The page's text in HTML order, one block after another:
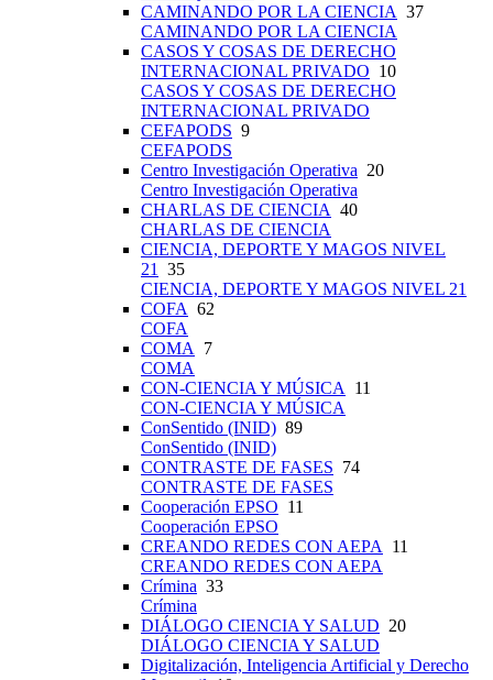
CAMINANDO POR LA CIENCIA 37
CAMINANDO POR LA CIENCIA
CASOS Y COSAS DE DERECHO
INTERNACIONAL PRIVADO 10
CASOS Y COSAS DE DERECHO
INTERNACIONAL PRIVADO
CEFAPODS 9
CEFAPODS
Centro Investigación Operativa 20
Centro Investigación Operativa
CHARLAS DE CIENCIA 40
CHARLAS DE CIENCIA
CIENCIA, DEPORTE Y MAGOS NIVEL
21 35
CIENCIA, DEPORTE Y MAGOS NIVEL 21
COFA 62
COFA
COMA 7
COMA
CON-CIENCIA Y MÚSICA 11
CON-CIENCIA Y MÚSICA
ConSentido (INID) 89
ConSentido (INID)
CONTRASTE DE FASES 74
CONTRASTE DE FASES
Cooperación EPSO 11
Cooperación EPSO
CREANDO REDES CON AEPA 11
CREANDO REDES CON AEPA
Crímina 33
Crímina
DIÁLOGO CIENCIA Y SALUD 20
DIÁLOGO CIENCIA Y SALUD
Digitalización, Inteligencia Artificial y Derecho